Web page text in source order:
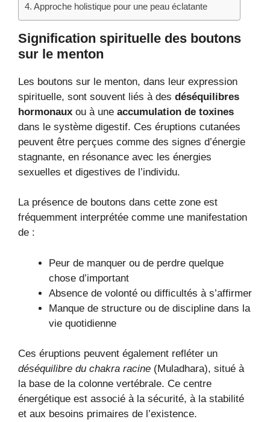
Approche holistique pour une peau éclatante
Signification spirituelle des boutons
sur le menton
Les boutons sur le menton, dans leur expression
spirituelle, sont souvent liés à des déséquilibres
hormonaux ou à une accumulation de toxines
dans le système digestif. Ces éruptions cutanées
peuvent être perçues comme des signes d’énergie
stagnante, en résonance avec les énergies
sexuelles et digestives de l’individu.
La présence de boutons dans cette zone est
fréquemment interprétée comme une manifestation
de :
Peur de manquer ou de perdre quelque
chose d’important
Absence de volonté ou difficultés à s’affirmer
Manque de structure ou de discipline dans la
vie quotidienne
Ces éruptions peuvent également refléter un
déséquilibre du chakra racine (Muladhara), situé à
la base de la colonne vertébrale. Ce centre
énergétique est associé à la sécurité, à la stabilité
et aux besoins primaires de l’existence.